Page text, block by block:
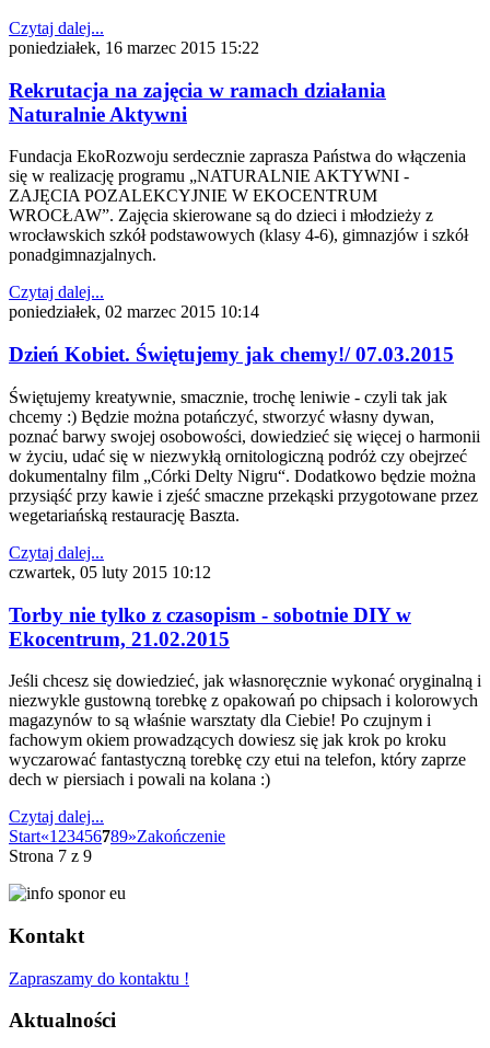
Czytaj dalej...
poniedziałek, 16 marzec 2015 15:22
Rekrutacja na zajęcia w ramach działania
Naturalnie Aktywni
Fundacja EkoRozwoju serdecznie zaprasza Państwa do włączenia
się w realizację programu „NATURALNIE AKTYWNI -
ZAJĘCIA POZALEKCYJNIE W EKOCENTRUM
WROCŁAW”. Zajęcia skierowane są do dzieci i młodzieży z
wrocławskich szkół podstawowych (klasy 4-6), gimnazjów i szkół
ponadgimnazjalnych.
Czytaj dalej...
poniedziałek, 02 marzec 2015 10:14
Dzień Kobiet. Świętujemy jak chemy!/ 07.03.2015
Świętujemy kreatywnie, smacznie, trochę leniwie - czyli tak jak
chcemy :) Będzie można potańczyć, stworzyć własny dywan,
poznać barwy swojej osobowości, dowiedzieć się więcej o harmonii
w życiu, udać się w niezwykłą ornitologiczną podróż czy obejrzeć
dokumentalny film „Córki Delty Nigru“. Dodatkowo będzie można
przysiąść przy kawie i zjeść smaczne przekąski przygotowane przez
wegetariańską restaurację Baszta.
Czytaj dalej...
czwartek, 05 luty 2015 10:12
Torby nie tylko z czasopism - sobotnie DIY w
Ekocentrum, 21.02.2015
Jeśli chcesz się dowiedzieć, jak własnoręcznie wykonać oryginalną i
niezwykle gustowną torebkę z opakowań po chipsach i kolorowych
magazynów to są właśnie warsztaty dla Ciebie! Po czujnym i
fachowym okiem prowadzących dowiesz się jak krok po kroku
wyczarować fantastyczną torebkę czy etui na telefon, który zaprze
dech w piersiach i powali na kolana :)
Czytaj dalej...
Start«1 23456789»Zakończenie
Strona 7 z 9
Kontakt
Zapraszamy do kontaktu !
Aktualności